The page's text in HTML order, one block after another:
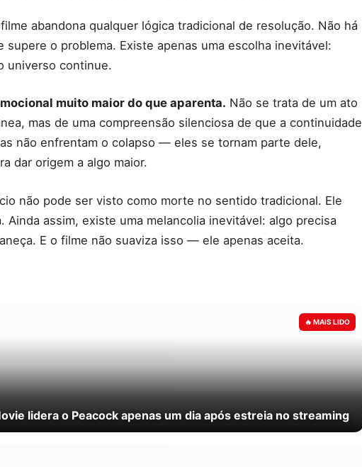
abandona qualquer lógica tradicional de resolução. Não há
o problema. Existe apenas uma escolha inevitável:
universo continue.
muito maior do que aparenta. Não se trata de um ato
mas de uma compreensão silenciosa de que a continuidade
não enfrentam o colapso — eles se tornam parte dele,
dar origem a algo maior.
não pode ser visto como morte no sentido tradicional. Ele
Ainda assim, existe uma melancolia inevitável: algo precisa
E o filme não suaviza isso — ele apenas aceita.
lidera o Peacock apenas um dia após estreia no streaming